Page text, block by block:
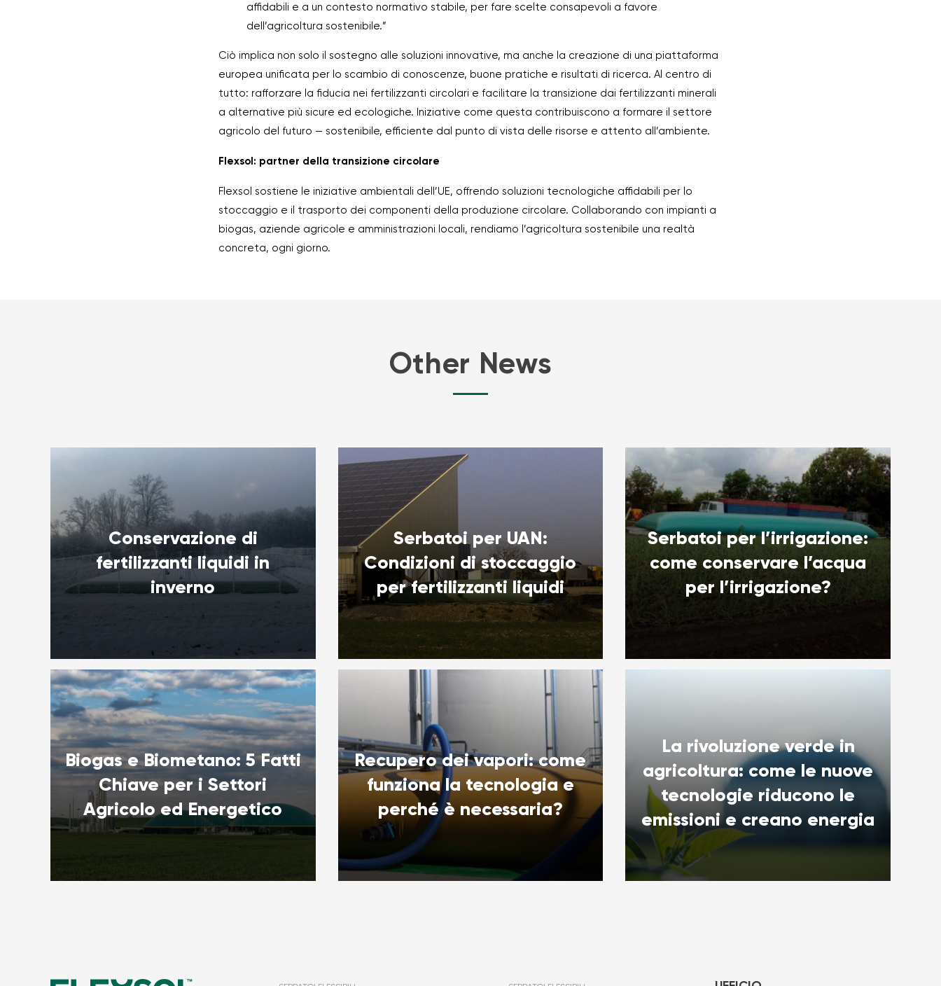
affidabili e a un contesto normativo stabile, per fare scelte consapevoli a favore
dell’agricoltura sostenibile.”
Ciò implica non solo il sostegno alle soluzioni innovative, ma anche la creazione di una piattaforma
europea unificata per lo scambio di conoscenze, buone pratiche e risultati di ricerca. Al centro di
tutto: rafforzare la fiducia nei fertilizzanti circolari e facilitare la transizione dai fertilizzanti minerali
a alternative più sicure ed ecologiche. Iniziative come questa contribuiscono a formare il settore
agricolo del futuro — sostenibile, efficiente dal punto di vista delle risorse e attento all’ambiente.
Flexsol: partner della transizione circolare
Flexsol sostiene le iniziative ambientali dell’UE, offrendo soluzioni tecnologiche affidabili per lo
stoccaggio e il trasporto dei componenti della produzione circolare. Collaborando con impianti a
biogas, aziende agricole e amministrazioni locali, rendiamo l’agricoltura sostenibile una realtà
concreta, ogni giorno.
Other News
Conservazione di
fertilizzanti liquidi in
inverno
Serbatoi per UAN:
Condizioni di stoccaggio
per fertilizzanti liquidi
Serbatoi per l’irrigazione:
come conservare l’acqua
per l’irrigazione?
Biogas e Biometano: 5 Fatti
Chiave per i Settori
Agricolo ed Energetico
Recupero dei vapori: come
funziona la tecnologia e
perché è necessaria?
La rivoluzione verde in
agricoltura: come le nuove
tecnologie riducono le
emissioni e creano energia